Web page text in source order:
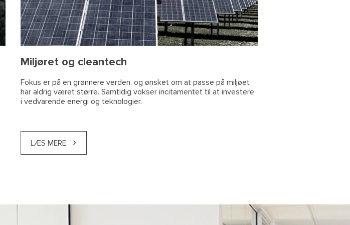
Miljøret og cleantech
Fokus er på en grønnere verden, og ønsket om at passe på miljøet
har aldrig været større. Samtidig vokser incitamentet til at investere
i vedvarende energi og teknologier.
LÆS MERE